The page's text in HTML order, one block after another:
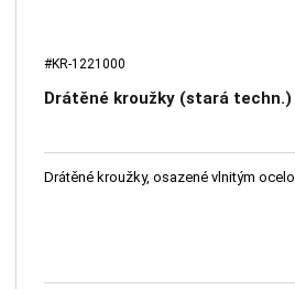
#KR-1221000
Drátěné kroužky (stará
Drátěné kroužky, osazené vlnitým